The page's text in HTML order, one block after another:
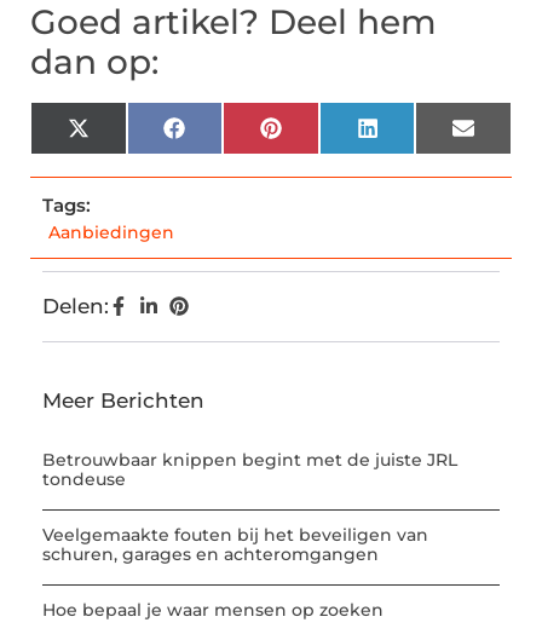
Goed artikel? Deel hem
dan op:
X
(Twitter)
FacebookPinterestLinkedInEmail
Tags:
Aanbiedingen
Delen:
Meer Berichten
Betrouwbaar knippen begint met de juiste JRL
tondeuse
Veelgemaakte fouten bij het beveiligen van
schuren, garages en achteromgangen
Hoe bepaal je waar mensen op zoeken